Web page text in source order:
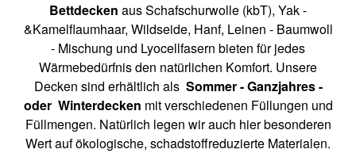
Bettdecken aus Schafschurwolle (kbT), Yak -
&Kamelflaumhaar, Wildseide, Hanf, Leinen - Baumwoll
- Mischung und Lyocellfasern bieten für jedes
Wärmebedürfnis den natürlichen Komfort. Unsere
Decken sind erhältlich als Sommer - Ganzjahres -
oder Winterdecken mit verschiedenen Füllungen und
Füllmengen. Natürlich legen wir auch hier besonderen
Wert auf ökologische, schadstoffreduzierte Materialen.